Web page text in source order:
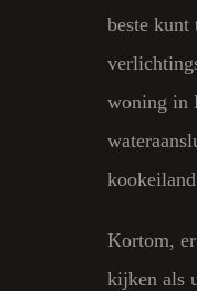
beste kunt
woning in
Kortom,
kijken als